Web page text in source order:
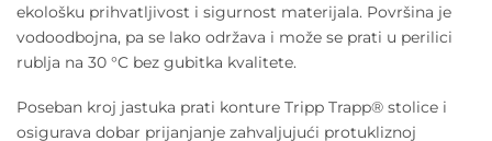
ekološku prihvatljivost i sigurnost materijala. Površina je
vodoodbojna, pa se lako održava i može se prati u perilici
rublja na 30 °C bez gubitka kvalitete.
Poseban kroj jastuka prati konture Tripp Trapp® stolice i
osigurava dobar prijanjanje zahvaljujući protukliznoj